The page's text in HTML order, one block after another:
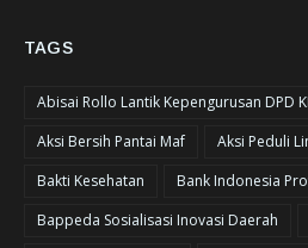
TAGS
Abisai Rollo Lantik Kepengurusan DPD
Aksi Bersih Pantai Maf
Aksi Peduli
Bakti Kesehatan
Bank Indonesia
Bappeda Sosialisasi Inovasi Daerah